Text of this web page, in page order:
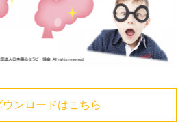
ンロードはこちら